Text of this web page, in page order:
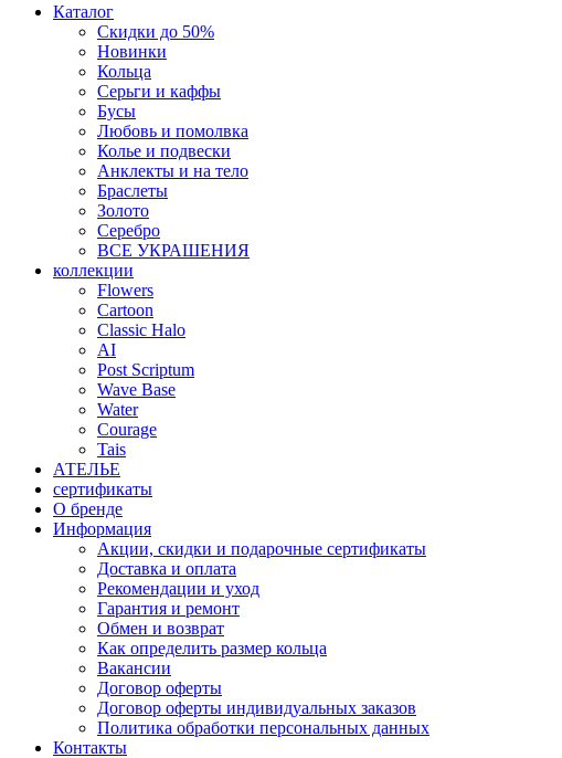
Каталог
Скидки до 50%
Новинки
Кольца
Серьги и каффы
Бусы
Любовь и помолвка
Колье и подвески
Анклекты и на тело
Браслеты
Золото
Серебро
ВСЕ УКРАШЕНИЯ
коллекции
Flowers
Cartoon
Classic Halo
AI
Post Scriptum
Wave Base
Water
Courage
Tais
АТЕЛЬЕ
сертификаты
О бренде
Информация
Акции, скидки и подарочные сертификаты
Доставка и оплата
Рекомендации и уход
Гарантия и ремонт
Обмен и возврат
Как определить размер кольца
Вакансии
Договор оферты
Договор оферты индивидуальных заказов
Политика обработки персональных данных
Контакты